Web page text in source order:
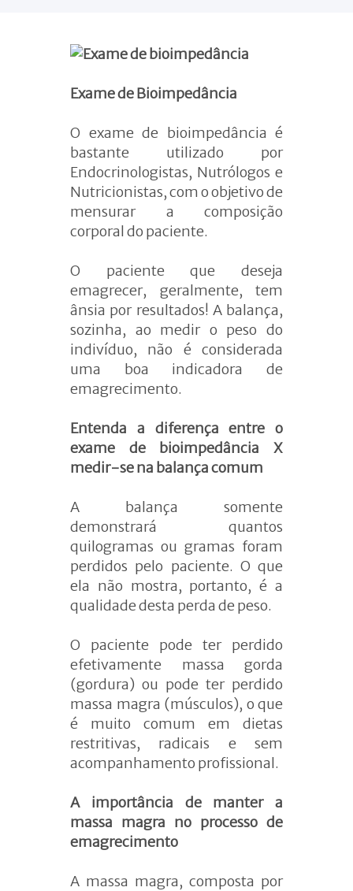
Composição corporal
Atendimento com
nutricionista
Exame de Bioimpedância
O exame de bioimpedância é
bastante utilizado por
Endocrinologistas, Nutrólogos e
Nutricionistas, com o objetivo de
mensurar a composição
corporal do paciente.
O paciente que deseja
emagrecer, geralmente, tem
ânsia por resultados! A balança,
sozinha, ao medir o peso do
indivíduo, não é considerada
uma boa indicadora de
emagrecimento.
Entenda a diferença entre o
exame de bioimpedância X
medir-se na balança comum
A balança somente
demonstrará quantos
quilogramas ou gramas foram
perdidos pelo paciente. O que
ela não mostra, portanto, é a
qualidade desta perda de peso.
O paciente pode ter perdido
efetivamente massa gorda
(gordura) ou pode ter perdido
massa magra (músculos), o que
é muito comum em dietas
restritivas, radicais e sem
acompanhamento profissional.
A importância de manter a
massa magra no processo de
emagrecimento
A massa magra, composta por